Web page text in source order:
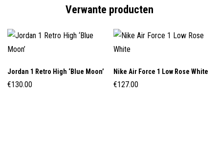
Verwante producten
Jordan 1 Retro High ‘Blue Moon’
€130.00
Nike Air Force 1 Low Rose White
€127.00